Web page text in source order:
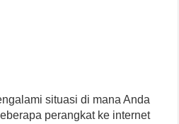
situasi di mana Anda
perangkat ke internet